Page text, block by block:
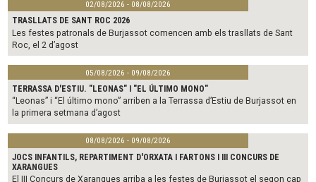
02/08/2026 - 08/08/2026
TRASLLATS DE SANT ROC 2026
Les festes patronals de Burjassot comencen amb els trasllats de Sant
Roc, el 2 d’agost
05/08/2026 - 09/08/2026
TERRASSA D'ESTIU. "LEONAS" I "EL ÚLTIMO MONO"
“Leonas” i “El último mono” arriben a la Terrassa d’Estiu de Burjassot en
la primera setmana d’agost
08/08/2026 - 09/08/2026
JOCS INFANTILS, REPARTIMENT D'ORXATA I FARTONS I III CONCURS DE
XARANGUES
El III Concurs de Xarangues arriba a les festes de Burjassot el segon cap